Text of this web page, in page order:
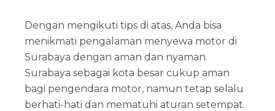
Dengan mengikuti tips di atas, Anda bisa
menikmati pengalaman menyewa motor di
Surabaya dengan aman dan nyaman.
Surabaya sebagai kota besar cukup aman
bagi pengendara motor, namun tetap selalu
berhati-hati dan mematuhi aturan setempat.